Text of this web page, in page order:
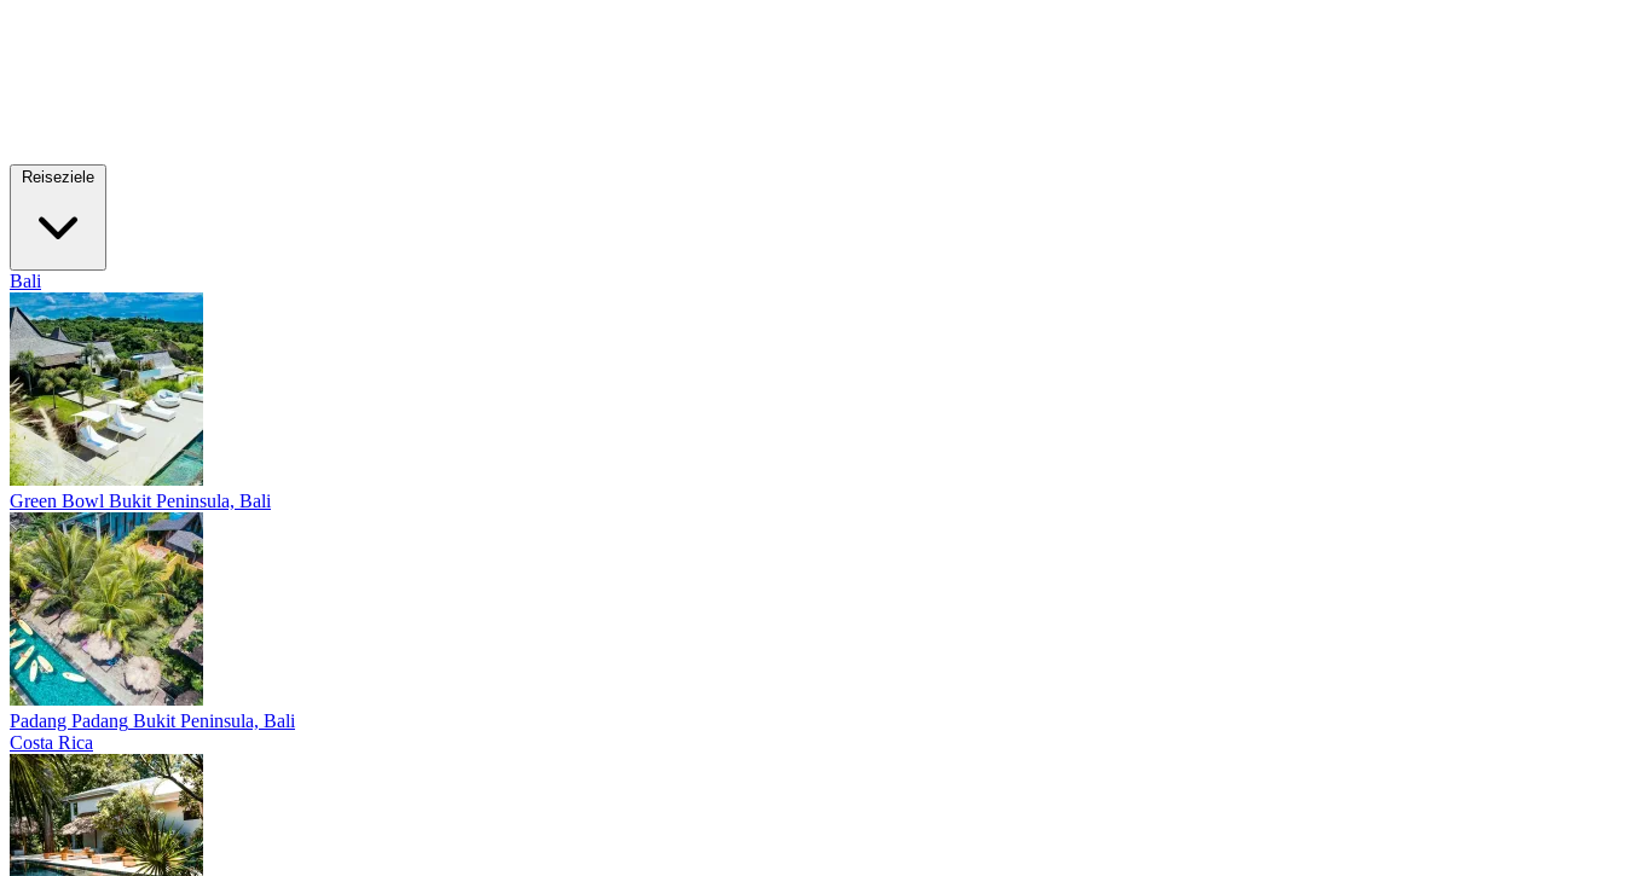
Bali
Green Bowl Bukit Peninsula, Bali
Padang Padang Bukit Peninsula, Bali
Costa Rica